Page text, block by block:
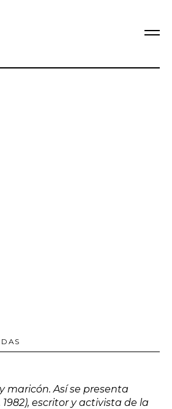
maricón. Así se presenta
1982), escritor y activista de la